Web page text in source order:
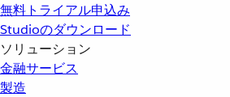
無料トライアル申込み
Studioのダウンロード
ソリューション
金融サービス
製造